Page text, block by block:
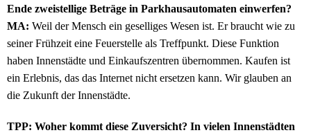
Ende zweistellige Beträge in Parkhausautomaten einwerfen?
MA: Weil der Mensch ein geselliges Wesen ist. Er braucht wie zu
seiner Frühzeit eine Feuerstelle als Treffpunkt. Diese Funktion
haben Innenstädte und Einkaufszentren übernommen. Kaufen ist
ein Erlebnis, das das Internet nicht ersetzen kann. Wir glauben an
die Zukunft der Innenstädte.
TPP: Woher kommt diese Zuversicht? In vielen Innenstädten